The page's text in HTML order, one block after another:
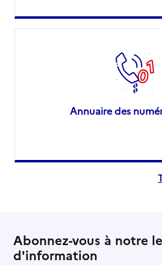
Annuaire des
Abonnez-vous à notre
d'information